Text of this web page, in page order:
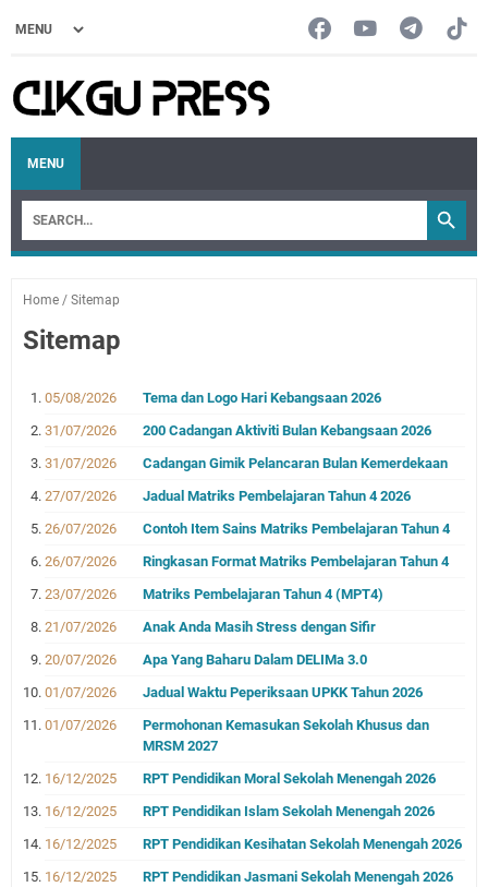
MENU
Home / Sitemap
Sitemap
05/08/2026
Tema dan Logo Hari Kebangsaan 2026
31/07/2026
200 Cadangan Aktiviti Bulan Kebangsaan 2026
31/07/2026
Cadangan Gimik Pelancaran Bulan Kemerdekaan
27/07/2026
Jadual Matriks Pembelajaran Tahun 4 2026
26/07/2026
Contoh Item Sains Matriks Pembelajaran Tahun 4
26/07/2026
Ringkasan Format Matriks Pembelajaran Tahun 4
23/07/2026
Matriks Pembelajaran Tahun 4 (MPT4)
21/07/2026
Anak Anda Masih Stress dengan Sifir
20/07/2026
Apa Yang Baharu Dalam DELIMa 3.0
01/07/2026
Jadual Waktu Peperiksaan UPKK Tahun 2026
01/07/2026
Permohonan Kemasukan Sekolah Khusus dan
MRSM 2027
16/12/2025
RPT Pendidikan Moral Sekolah Menengah 2026
16/12/2025
RPT Pendidikan Islam Sekolah Menengah 2026
16/12/2025
RPT Pendidikan Kesihatan Sekolah Menengah 2026
16/12/2025
RPT Pendidikan Jasmani Sekolah Menengah 2026